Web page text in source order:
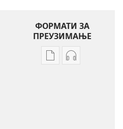
ФОРМАТИ ЗА
ПРЕУЗИМАЊЕ
ФорматиФормати